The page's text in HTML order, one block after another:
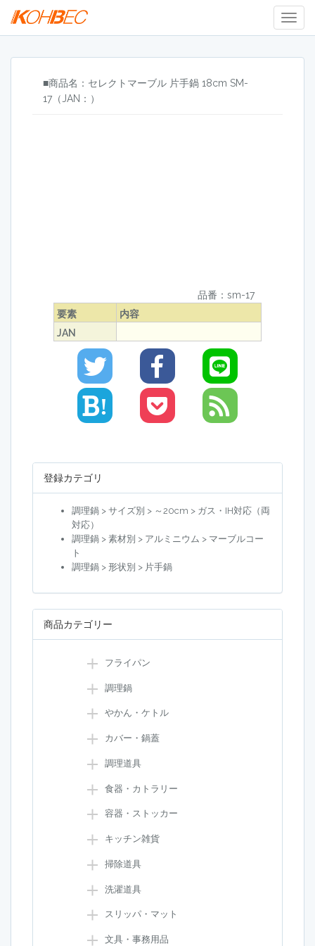
■商品名：セレクトマーブル 片手鍋 18cm SM-
17（JAN：）
品番：sm-17
要素
内容
JAN
!
登録カテゴリ
調理鍋 > サイズ別 > ～20cm > ガス・IH対応（両
対応）
調理鍋 > 素材別 > アルミニウム > マーブルコー
ト
調理鍋 > 形状別 > 片手鍋
商品カテゴリー
フライパン
調理鍋
やかん・ケトル
カバー・鍋蓋
調理道具
食器・カトラリー
容器・ストッカー
キッチン雑貨
掃除道具
洗濯道具
スリッパ・マット
文具・事務用品